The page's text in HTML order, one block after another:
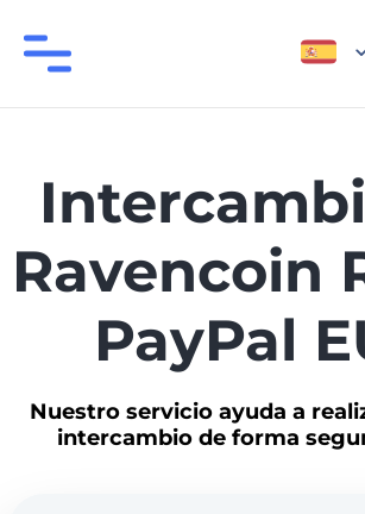
Ravencoin
PayPal
Nuestro servicio ayuda a
intercambio de forma